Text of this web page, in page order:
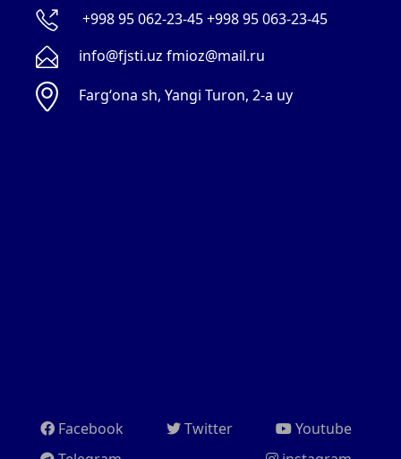
+998 95 062-23-45 +998 95 063-23-45
info@fjsti.uz fmioz@mail.ru
Fargʻona sh, Yangi Turon, 2-a uy
Facebook Twitter
Youtube